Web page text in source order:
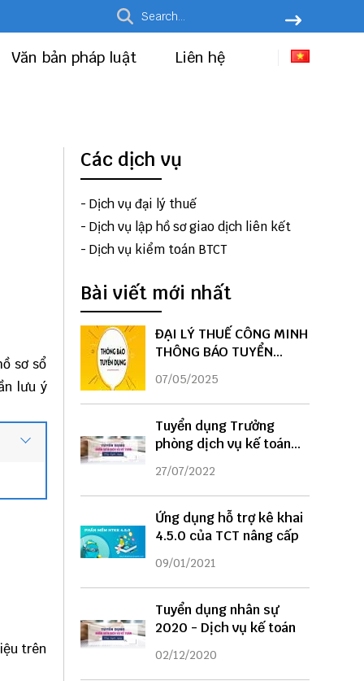
Văn bản pháp luật Liên hệ
sơ sổ
lưu ý
trên
Các dịch vụ
- Dịch vụ đại lý thuế
- Dịch vụ lập hồ sơ giao dịch liên kết
- Dịch vụ kiểm toán BTCT
Bài viết mới nhất
ĐẠI LÝ THUẾ CÔNG MINH
THÔNG BÁO TUYỂN
DỤNG
07/05/2025
Tuyển dụng Trưởng
phòng dịch vụ kế toán
năm 2022
27/07/2022
Ứng dụng hỗ trợ kê khai
4.5.0 của TCT nâng cấp
09/01/2021
Tuyển dụng nhân sự
2020 - Dịch vụ kế toán
02/12/2020